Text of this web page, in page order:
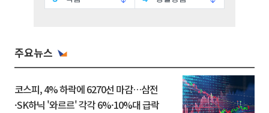
주요뉴스
코스피, 4% 하락에 6270선 마감…삼전
·SK하닉 '와르르' 각각 6%·10%대 급락